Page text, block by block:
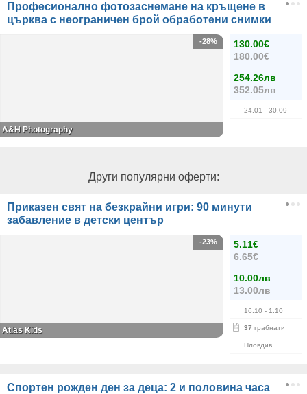
Професионално фотозаснемане на кръщене в
църква с неограничен брой обработени снимки
130.00€
180.00€
254.26лв
352.05лв
24.01 - 30.09
-28%
A&Н Photography
Други популярни оферти:
Приказен свят на безкрайни игри: 90 минути
забавление в детски център
5.11€
6.65€
10.00лв
13.00лв
16.10 - 1.10
37 грабнати
Пловдив
-23%
Atlas Kids
Спортен рожден ден за деца: 2 и половина часа